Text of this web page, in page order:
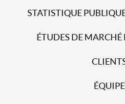
STATISTIQUE
ÉTUDES DE MARCHÉ
ÉQUIPE